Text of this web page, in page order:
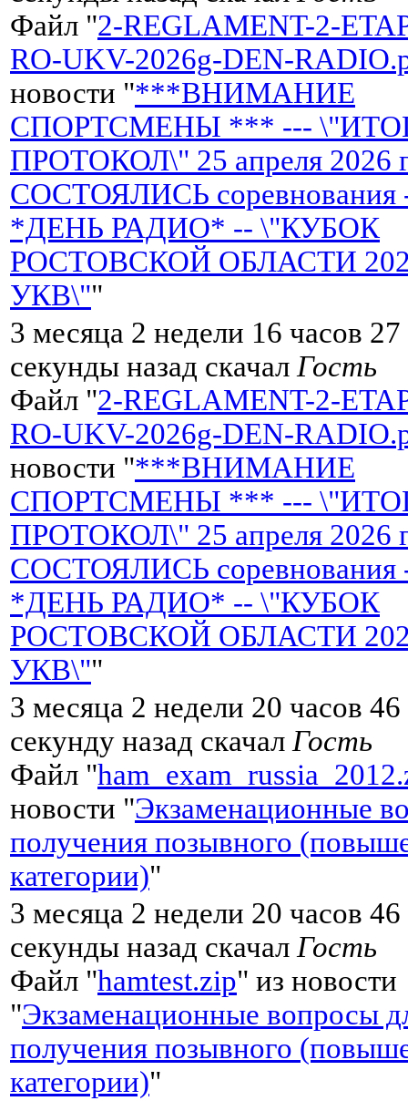
Файл "2-REGLAMENT-2-
RO-UKV-2026g-DEN-
новости "***ВНИМАНИЕ
СПОРТСМЕНЫ *** ---
ПРОТОКОЛ\" 25 апреля 2026
СОСТОЯЛИСЬ
*ДЕНЬ РАДИО* -- \"КУБОК
РОСТОВСКОЙ ОБЛАСТИ 2026
УКВ\""
3 месяца 2 недели 16 часов
секунды назад скачал Гость
Файл "2-REGLAMENT-2-
RO-UKV-2026g-DEN-
новости "***ВНИМАНИЕ
СПОРТСМЕНЫ *** ---
ПРОТОКОЛ\" 25 апреля 2026
СОСТОЯЛИСЬ
*ДЕНЬ РАДИО* -- \"КУБОК
РОСТОВСКОЙ ОБЛАСТИ 2026
УКВ\""
3 месяца 2 недели 20 часов
секунду назад скачал Гость
Файл "
новости "Экзаменационные
получения позывного
категории)"
3 месяца 2 недели 20 часов
секунды назад скачал Гость
Файл "hamtest.zip" из новости
"Экзаменационные вопросы
получения позывного
категории)"